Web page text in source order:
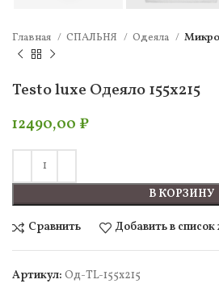
Главная СПАЛЬНЯ Одеяла
Testo luxe Одеяло 155х215
12490,00 ₽
В КОРЗИНУ
Сравнить Добавить в
Артикул: Од-TL-155х215